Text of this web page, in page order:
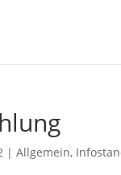
|Allgemein,